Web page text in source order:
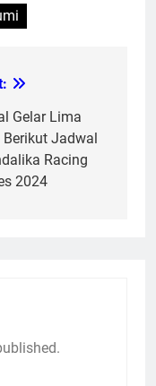
Gelar Lima
Berikut Jadwal
Racing
2024